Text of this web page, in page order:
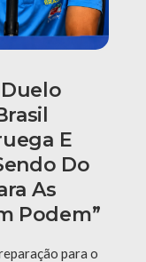
E
Do
As
Podem”
para o